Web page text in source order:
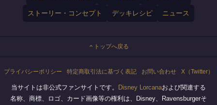
ストーリー・コンセプト デッキレシピ ニュース
トップへ戻る
プライバシーポリシー 特定商取引法に基づく表記 お問い合わせ X（Twitter）
当サイトは非公式ファンサイトです。 Disney Lorcanaおよび関連する
名称、商標、ロゴ、カード画像等の権利は、Disney、Ravensburgerそ